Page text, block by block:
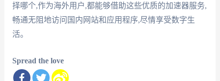
择哪个,作为海外用户,都能够借助这些优质的加速器服务,
畅通无阻地访问国内网站和应用程序,尽情享受数字生
活。
Spread the love